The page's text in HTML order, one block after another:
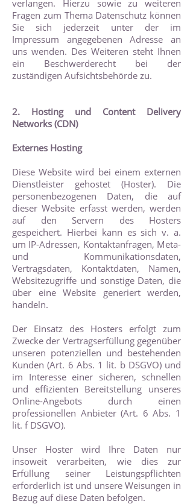
verlangen. Hierzu sowie zu weiteren
Fragen zum Thema Datenschutz können
Sie sich jederzeit unter der im
Impressum angegebenen Adresse an
uns wenden. Des Weiteren steht Ihnen
ein Beschwerderecht bei der
zuständigen Aufsichtsbehörde zu.
2. Hosting und Content Delivery
Networks (CDN)
Externes Hosting
Diese Website wird bei einem externen
Dienstleister gehostet (Hoster). Die
personenbezogenen Daten, die auf
dieser Website erfasst werden, werden
auf den Servern des Hosters
gespeichert. Hierbei kann es sich v. a.
um IP-Adressen, Kontaktanfragen, Meta-
und Kommunikationsdaten,
Vertragsdaten, Kontaktdaten, Namen,
Websitezugriffe und sonstige Daten, die
über eine Website generiert werden,
handeln.
Der Einsatz des Hosters erfolgt zum
Zwecke der Vertragserfüllung gegenüber
unseren potenziellen und bestehenden
Kunden (Art. 6 Abs. 1 lit. b DSGVO) und
im Interesse einer sicheren, schnellen
und effizienten Bereitstellung unseres
Online-Angebots durch einen
professionellen Anbieter (Art. 6 Abs. 1
lit. f DSGVO).
Unser Hoster wird Ihre Daten nur
insoweit verarbeiten, wie dies zur
Erfüllung seiner Leistungspflichten
erforderlich ist und unsere Weisungen in
Bezug auf diese Daten befolgen.